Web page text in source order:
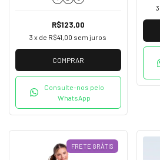
R$123,00
3 x de R$41,00 sem juros
COMPRAR
Consulte-nos pelo
WhatsApp
3
FRETE GRÁTIS